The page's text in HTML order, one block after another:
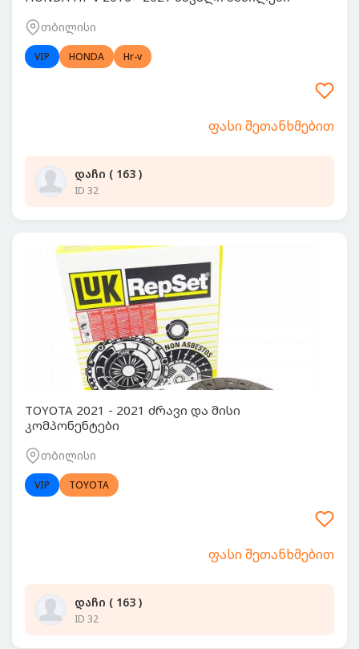
თბილისი
VIP HONDA Hr-v
ფასი შეთანხმებით
დაჩი ( 163 )
ID 32
TOYOTA 2021 - 2021 ძრავი და მისი
კომპონენტები
თბილისი
VIP TOYOTA
ფასი შეთანხმებით
დაჩი ( 163 )
ID 32